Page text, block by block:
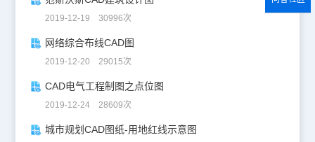
2019-12-19 30996次
网络综合布线CAD图
2019-12-20 29015次
CAD电气工程制图之点位图
2019-12-24 28609次
城市规划CAD图纸-用地红线示意图